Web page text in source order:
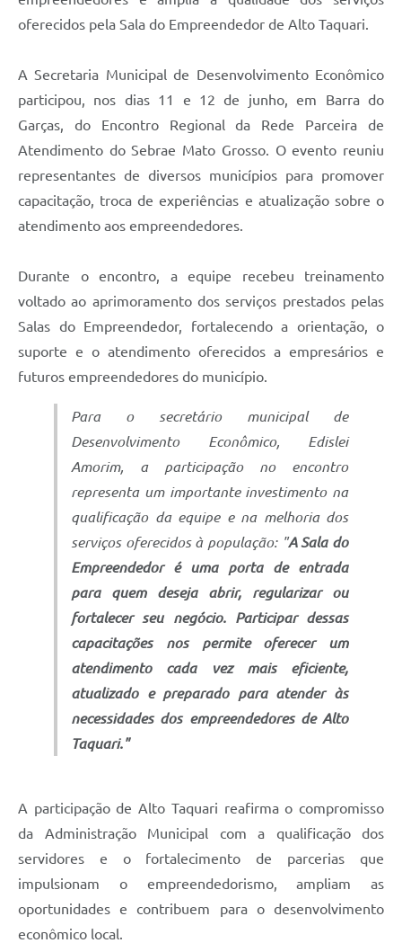
oferecidos pela Sala do Empreendedor de Alto Taquari.
A Secretaria Municipal de Desenvolvimento Econômico
participou, nos dias 11 e 12 de junho, em Barra do
Garças, do Encontro Regional da Rede Parceira de
Atendimento do Sebrae Mato Grosso. O evento reuniu
representantes de diversos municípios para promover
capacitação, troca de experiências e atualização sobre o
atendimento aos empreendedores.
Durante o encontro, a equipe recebeu treinamento
voltado ao aprimoramento dos serviços prestados pelas
Salas do Empreendedor, fortalecendo a orientação, o
suporte e o atendimento oferecidos a empresários e
futuros empreendedores do município.
Para o secretário municipal de
Desenvolvimento Econômico, Edislei
Amorim, a participação no encontro
representa um importante investimento na
qualificação da equipe e na melhoria dos
serviços oferecidos à população: "A Sala do
Empreendedor é uma porta de entrada
para quem deseja abrir, regularizar ou
fortalecer seu negócio. Participar dessas
capacitações nos permite oferecer um
atendimento cada vez mais eficiente,
atualizado e preparado para atender às
necessidades dos empreendedores de Alto
Taquari."
A participação de Alto Taquari reafirma o compromisso
da Administração Municipal com a qualificação dos
servidores e o fortalecimento de parcerias que
impulsionam o empreendedorismo, ampliam as
oportunidades e contribuem para o desenvolvimento
econômico local.